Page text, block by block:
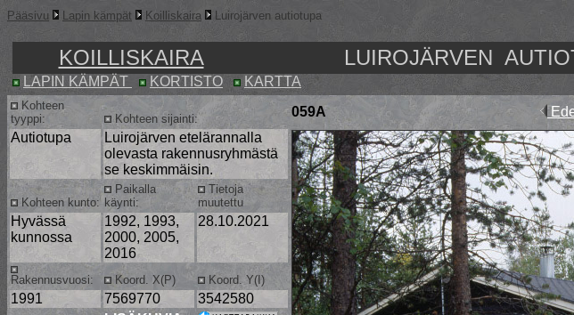
Pääsivu Lapin kämpät Koilliskaira Luirojärven autiotupa
KOILLISKAIRA LUIROJÄRVEN
LAPIN KÄMPÄT KORTISTO KARTTA
Kohteen
tyyppi:
Kohteen sijainti: 059A
Autiotupa
Luirojärven etelärannalla
olevasta rakennusryhmästä
se keskimmäisin.
Kohteen kunto:
Paikalla
käynti:
Tietoja
muutettu
Hyvässä
kunnossa
1992, 1993,
2000, 2005,
2016
28.10.2021
Rakennusvuosi: Koord. X(P) Koord. Y(I)
1991 7569770 3542580